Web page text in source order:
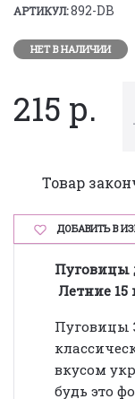
АРТИКУЛ:892-DB
НЕТ В НАЛИЧИИ
215 р.
Товар
ДОБАВИТЬ В
Пуговицы
Летние 15
Пуговицы
вкусом
будь это